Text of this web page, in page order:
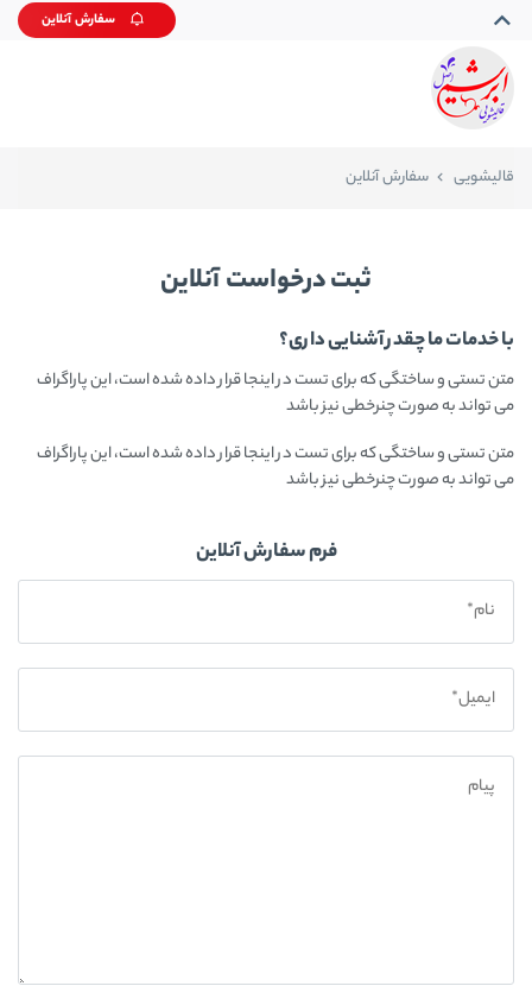
سفارش آنلاین
قالیشویی سفارش آنلاین
ثبت درخواست آنلاین
با خدمات ما چقدر آشنایی داری؟
متن تستی و ساختگی که برای تست در اینجا قرار داده شده است، این پاراگراف
می تواند به صورت چنرخطی نیز باشد
متن تستی و ساختگی که برای تست در اینجا قرار داده شده است، این پاراگراف
می تواند به صورت چنرخطی نیز باشد
فرم سفارش آنلاین